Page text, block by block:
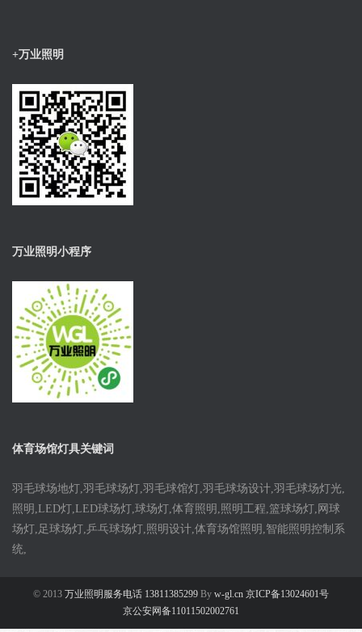
+万业照明
万业照明小程序
体育场馆灯具关键词
羽毛球场地灯,羽毛球场灯,羽毛球馆灯,羽毛球场设计,羽毛球场灯光,
照明,LED灯,LED球场灯,球场灯,体育照明,照明工程,篮球场灯,网球
场灯,足球场灯,乒乓球场灯,照明设计,体育场馆照明,智能照明控制系
统,
© 2013 万业照明服务电话 13811385299 By w-gl.cn 京ICP备13024601号
京公安网备11011502002761